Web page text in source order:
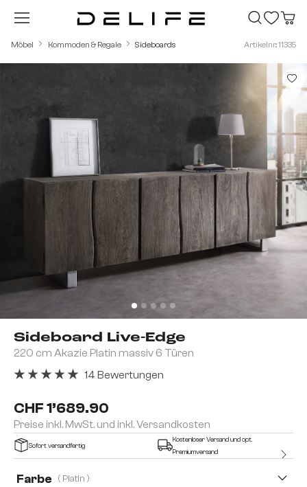
Zum Hauptinhalt springen
Möbel Kommoden & Regale Sideboards Artikelnr.: 11335
Sideboard Live-Edge
220 cm Akazie Platin massiv 6 Türen
CHF 1’689.90
Preise inkl. MwSt. und inkl. Versandkosten
14 Bewertungen
Sofort versandfertig
Kostenloser Versand und opt.
Premiumversand
Farbe ( Platin )